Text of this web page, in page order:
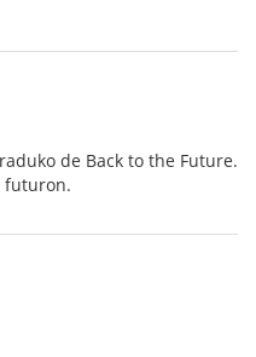
de Back to the Future.
futuron.